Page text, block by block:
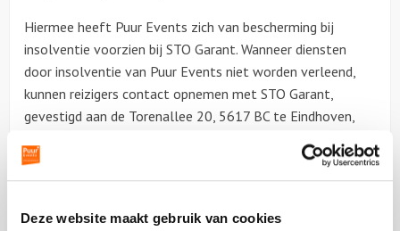
Deze website maakt gebruik van cookies
Hiermee heeft Puur Events zich van bescherming bij
insolventie voorzien bij STO Garant. Wanneer diensten
door insolventie van Puur Events niet worden verleend,
kunnen reizigers contact opnemen met STO Garant,
gevestigd aan de Torenallee 20, 5617 BC te Eindhoven,
943.
over pakketreizen.